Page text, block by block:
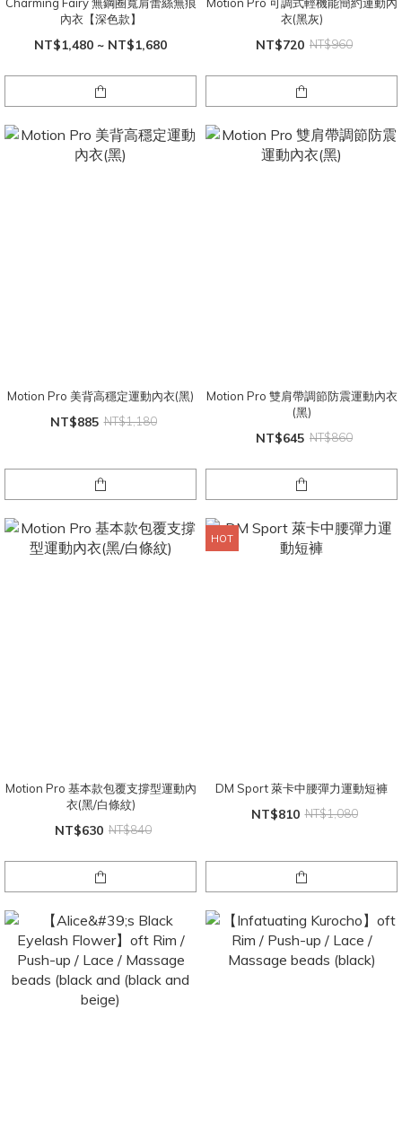
Charming Fairy 無鋼圈寬肩蕾絲無痕
內衣【深色款】
NT$1,480 ~ NT$1,680
Motion Pro 可調式輕機能簡約運動內
衣(黑灰)
NT$720 NT$960
Motion Pro 美背高穩定運動內衣(黑)
NT$885 NT$1,180
Motion Pro 雙肩帶調節防震運動內衣
(黑)
NT$645 NT$860
Motion Pro 基本款包覆支撐型運動內
衣(黑/白條紋)
NT$630 NT$840
HOT
DM Sport 萊卡中腰彈力運動短褲
NT$810 NT$1,080